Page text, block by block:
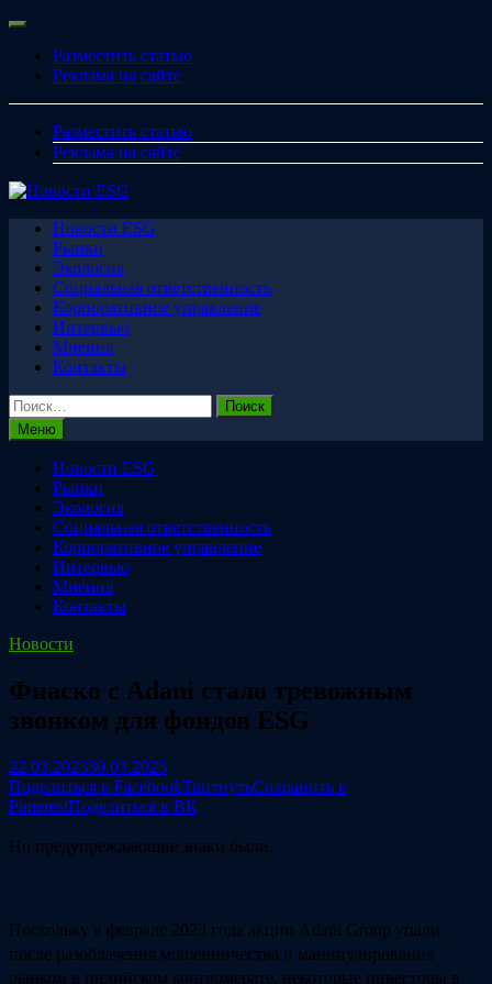
Перейти
содержимому
Меню
Разместить статью
Реклама на сайте
Разместить статью
Реклама на сайте
Новости ESG
Рынки
Экология
Социальная ответственность
Корпоративное управление
Интервью
Мнения
Контакты
Найти:
Меню
Новости ESG
Рынки
Экология
Социальная ответственность
Корпоративное управление
Интервью
Мнения
Контакты
Новости
Фиаско с Adani стало тревожным
звонком для фондов ESG
22.03.202330.03.2023
Поделиться в FacebookТвитнутьСохранить в
PinterestПоделиться в ВК
Но предупреждающие знаки были.
Поскольку в феврале 2023 года акции Adani Group упали
после разоблачения мошенничества и манипулирования
рынком в индийском конгломерате, некоторые инвесторы в